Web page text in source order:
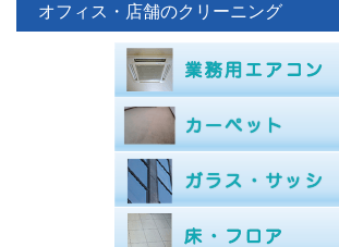
オフィス・店舗のクリーニング